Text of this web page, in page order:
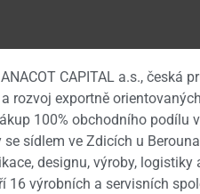
CAPITAL a.s., česká
rozvoj exportně
100% obchodního podílu
sídlem ve Zdicích u
designu, výroby,
16 výrobních a servisních